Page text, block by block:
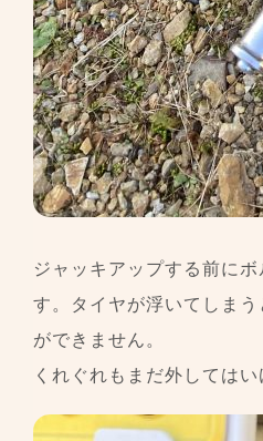
ジャッキアップする前に
す。タイヤが浮いてしま
ができません。
くれぐれもまだ外してはい